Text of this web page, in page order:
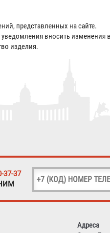
представленных на сайте.
уведомления вносить изменения в
изделия.
37-37
Адреса